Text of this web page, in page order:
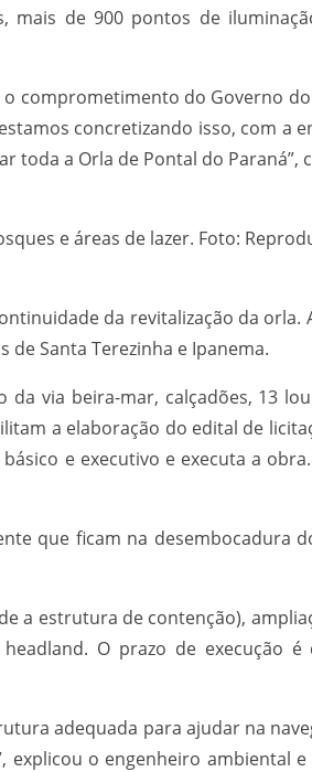
mais de 900 pontos de
comprometimento do Governo
concretizando isso, com a
a Orla de Pontal do Paraná”,
e áreas de lazer. Foto:
da revitalização da orla.
Santa Terezinha e Ipanema.
via beira-mar, calçadões, 13
a elaboração do edital de
e executivo e executa a
que ficam na desembocadura
a estrutura de contenção),
O prazo de execução é
adequada para ajudar na
o engenheiro ambiental